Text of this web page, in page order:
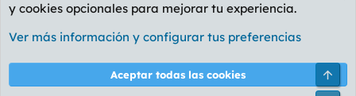
Etiquetas
Cookies
PL OLDSTYLE AMARILLO
Términos y reglas Política de privacidad Ayuda
y cookies opcionales para mejorar tu experiencia.
Ver más información y configurar tus preferencias
Aceptar todas las cookies